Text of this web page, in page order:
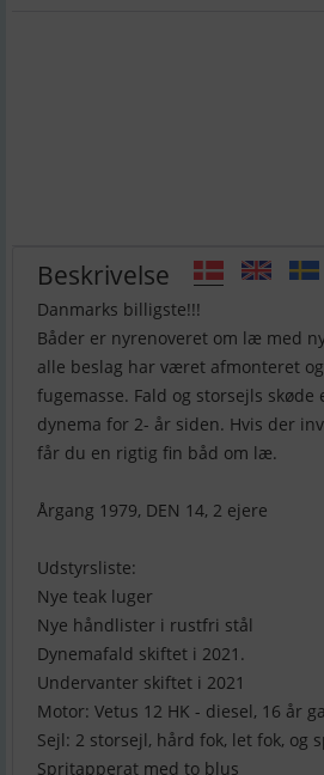
Beskrivelse
Danmarks billigste!!!
Båder er nyrenoveret om læ med
alle beslag har været afmonteret
fugemasse. Fald og storsejls
dynema for 2- år siden. Hvis der
får du en rigtig fin båd om læ.
Årgang 1979, DEN 14, 2 ejere
Udstyrsliste:
Nye teak luger
Nye håndlister i rustfri stål
Dynemafald skiftet i 2021.
Undervanter skiftet i 2021
Motor: Vetus 12 HK - diesel, 16 år
Sejl: 2 storsejl, hård fok, let fok, og
Spritapperat med to blus